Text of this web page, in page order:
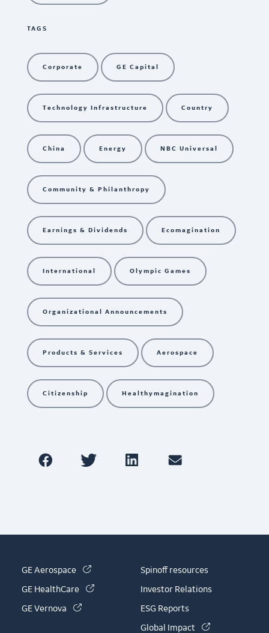
TAGS
Corporate GE Capital
Technology Infrastructure Country
China Energy NBC Universal
Community & Philanthropy
Earnings & Dividends Ecomagination
International Olympic Games
Organizational Announcements
Products & Services Aerospace
Citizenship Healthymagination
GE Aerospace (link is external)
GE HealthCare (link is external)
GE Vernova (link is external)
Spinoff resources
Investor Relations
ESG Reports
Global Impact
(link is